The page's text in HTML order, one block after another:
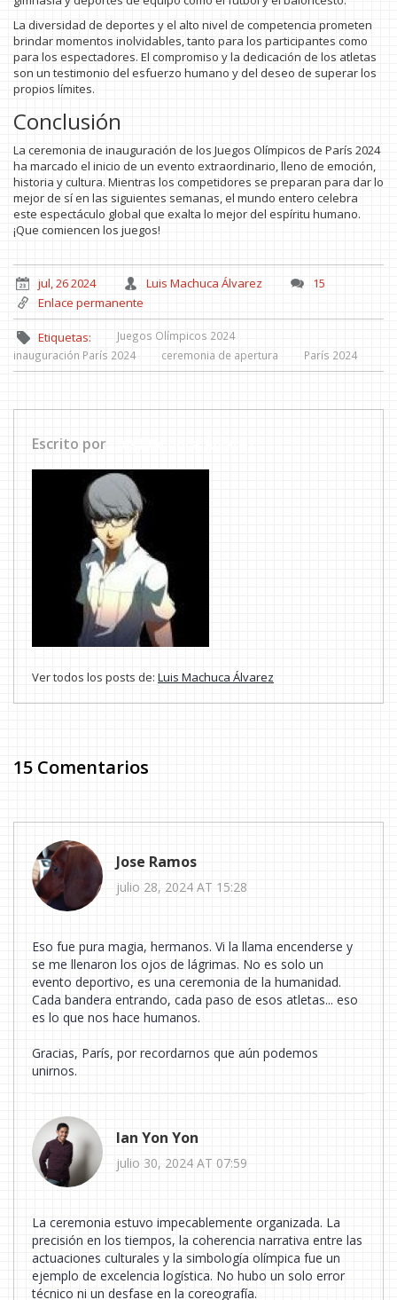
La diversidad de deportes y el alto nivel de competencia prometen
brindar momentos inolvidables, tanto para los participantes como
para los espectadores. El compromiso y la dedicación de los atletas
son un testimonio del esfuerzo humano y del deseo de superar los
propios límites.
Conclusión
La ceremonia de inauguración de los Juegos Olímpicos de París 2024
ha marcado el inicio de un evento extraordinario, lleno de emoción,
historia y cultura. Mientras los competidores se preparan para dar lo
mejor de sí en las siguientes semanas, el mundo entero celebra
este espectáculo global que exalta lo mejor del espíritu humano.
¡Que comiencen los juegos!
jul, 26 2024 Luis Machuca Álvarez
15
Enlace permanente
Etiquetas:
Juegos Olímpicos 2024
inauguración París 2024
ceremonia de apertura París 2024
Escrito por
Ver todos los posts de: Luis Machuca Álvarez
15 Comentarios
Jose Ramos
julio 28, 2024 AT 15:28
Eso fue pura magia, hermanos. Vi la llama encenderse y
se me llenaron los ojos de lágrimas. No es solo un
evento deportivo, es una ceremonia de la humanidad.
Cada bandera entrando, cada paso de esos atletas... eso
es lo que nos hace humanos.
Gracias, París, por recordarnos que aún podemos
unirnos.
Ian Yon Yon
julio 30, 2024 AT 07:59
La ceremonia estuvo impecablemente organizada. La
precisión en los tiempos, la coherencia narrativa entre las
actuaciones culturales y la simbología olímpica fue un
ejemplo de excelencia logística. No hubo un solo error
técnico ni un desfase en la coreografía.